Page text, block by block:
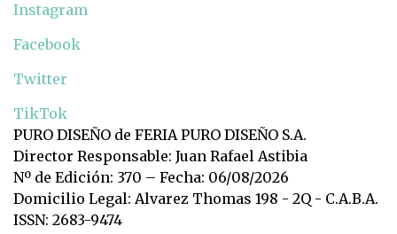
Instagram
Facebook
Twitter
TikTok
PURO DISEÑO de FERIA PURO DISEÑO S.A.
Director Responsable: Juan Rafael Astibia
Nº de Edición: 370 – Fecha: 06/08/2026
Domicilio Legal: Alvarez Thomas 198 - 2Q - C.A.B.A.
ISSN: 2683-9474